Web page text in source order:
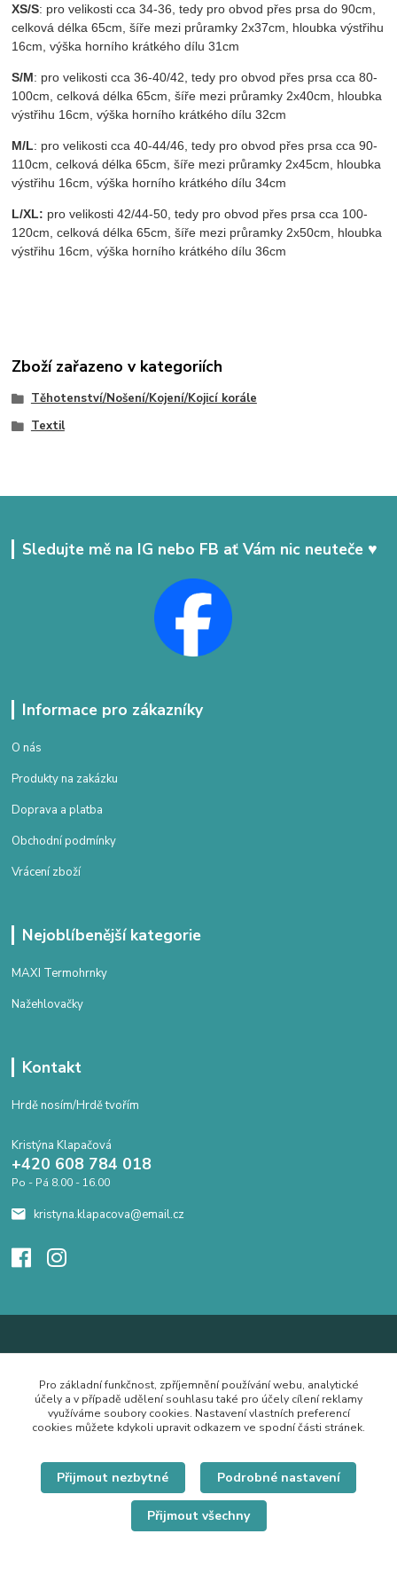
XS/S: pro velikosti cca 34-36, tedy pro obvod přes prsa do 90cm,
celková délka 65cm, šíře mezi průramky 2x37cm, hloubka výstřihu
16cm, výška horního krátkého dílu 31cm
S/M: pro velikosti cca 36-40/42, tedy pro obvod přes prsa cca 80-
100cm, celková délka 65cm, šíře mezi průramky 2x40cm, hloubka
výstřihu 16cm, výška horního krátkého dílu 32cm
M/L: pro velikosti cca 40-44/46, tedy pro obvod přes prsa cca 90-
110cm, celková délka 65cm, šíře mezi průramky 2x45cm, hloubka
výstřihu 16cm, výška horního krátkého dílu 34cm
L/XL: pro velikosti 42/44-50, tedy pro obvod přes prsa cca 100-
120cm, celková délka 65cm, šíře mezi průramky 2x50cm, hloubka
výstřihu 16cm, výška horního krátkého dílu 36cm
Zboží zařazeno v kategoriích
Těhotenství/Nošení/Kojení/Kojicí korále
Textil
Sledujte mě na IG nebo FB ať Vám nic neuteče ♥
Informace pro zákazníky
O nás
Produkty na zakázku
Doprava a platba
Obchodní podmínky
Vrácení zboží
Nejoblíbenější kategorie
MAXI Termohrnky
Nažehlovačky
Kontakt
Hrdě nosím/Hrdě tvořím
Kristýna Klapačová
+420 608 784 018
Po - Pá 8.00 - 16.00
kristyna.klapacova@email.cz
Pro základní funkčnost, zpříjemnění používání webu, analytické
účely a v případě udělení souhlasu také pro účely cílení reklamy
využíváme soubory cookies. Nastavení vlastních preferencí
cookies můžete kdykoli upravit odkazem ve spodní části stránek.
Přijmout nezbytné Podrobné nastavení
Přijmout všechny